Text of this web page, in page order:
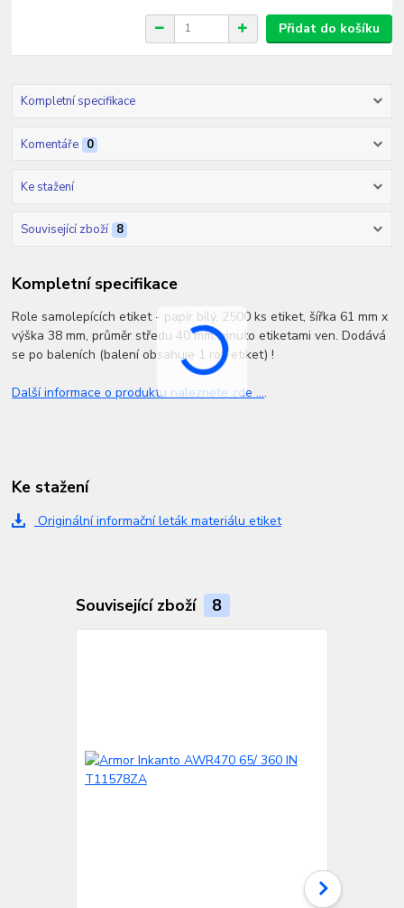
Přidat do košíku
Kompletní specifikace
Komentáře 0
Ke stažení
Související zboží 8
Kompletní specifikace
Role samolepících etiket - papír bílý, 2500 ks etiket, šířka 61 mm x
výška 38 mm, průměr středu 40 mm, vinuto etiketami ven. Dodává
se po baleních (balení obsahuje 1 roli etiket) !
Další informace o produktu naleznete zde ....
Ke stažení
Originální informační leták materiálu etiket
Související zboží 8